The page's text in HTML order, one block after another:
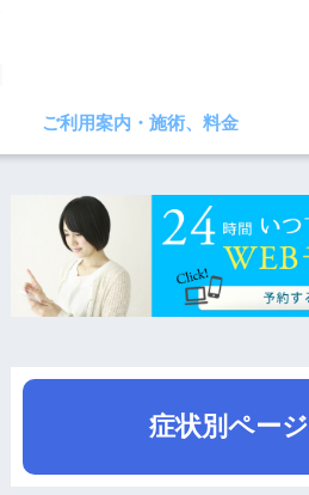
ご利用案内・施術、料金
症状別ページ